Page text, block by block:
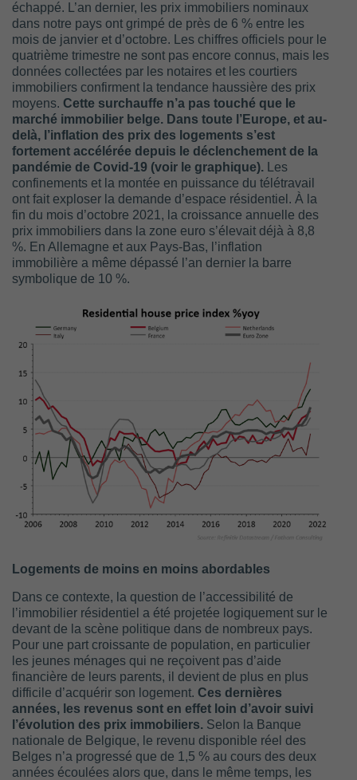
échappé. L’an dernier, les prix immobiliers nominaux
dans notre pays ont grimpé de près de 6 % entre les
mois de janvier et d’octobre. Les chiffres officiels pour le
quatrième trimestre ne sont pas encore connus, mais les
données collectées par les notaires et les courtiers
immobiliers confirment la tendance haussière des prix
moyens. Cette surchauffe n’a pas touché que le
marché immobilier belge. Dans toute l’Europe, et au-
delà, l’inflation des prix des logements s’est
fortement accélérée depuis le déclenchement de la
pandémie de Covid-19 (voir le graphique). Les
confinements et la montée en puissance du télétravail
ont fait exploser la demande d’espace résidentiel. À la
fin du mois d’octobre 2021, la croissance annuelle des
prix immobiliers dans la zone euro s’élevait déjà à 8,8
%. En Allemagne et aux Pays-Bas, l’inflation
immobilière a même dépassé l’an dernier la barre
symbolique de 10 %.
Logements de moins en moins abordables
Dans ce contexte, la question de l’accessibilité de
l’immobilier résidentiel a été projetée logiquement sur le
devant de la scène politique dans de nombreux pays.
Pour une part croissante de population, en particulier
les jeunes ménages qui ne reçoivent pas d’aide
financière de leurs parents, il devient de plus en plus
difficile d’acquérir son logement. Ces dernières
années, les revenus sont en effet loin d’avoir suivi
l’évolution des prix immobiliers. Selon la Banque
nationale de Belgique, le revenu disponible réel des
Belges n’a progressé que de 1,5 % au cours des deux
années écoulées alors que, dans le même temps, les